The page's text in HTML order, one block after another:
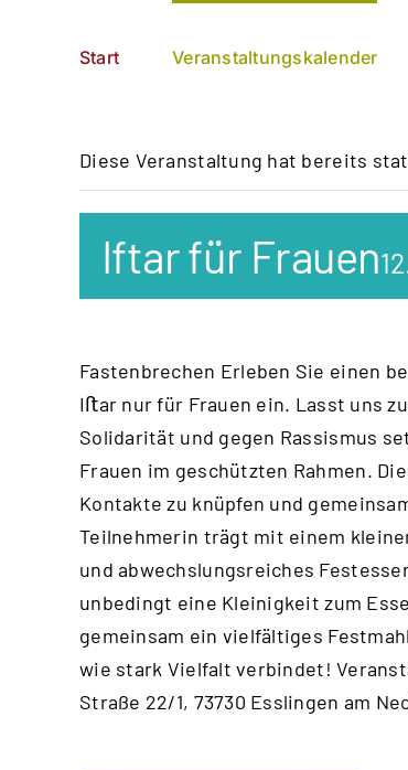
Start Veranstaltungskalender
Diese Veranstaltung hat bereits
Iftar für Frauen
Fastenbrechen Erleben Sie einen
Iﬅar nur für Frauen ein. Lasst uns
Solidarität und gegen Rassismus
Frauen im geschützten Rahmen.
Kontakte zu knüpfen und
Teilnehmerin trägt mit einem
und abwechslungsreiches
unbedingt eine Kleinigkeit zum
gemeinsam ein vielfältiges
wie stark Vielfalt verbindet!
Straße 22/1, 73730 Esslingen am